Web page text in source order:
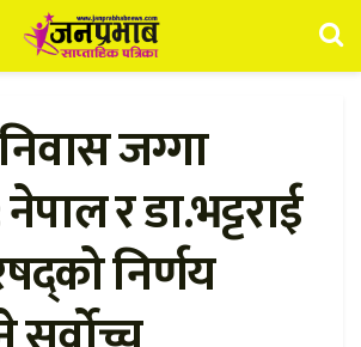
जग्गा
र डा.भट्टराई
निर्णय